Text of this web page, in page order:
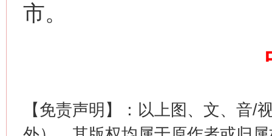
市。
【免责声明】：以上图、文、音/